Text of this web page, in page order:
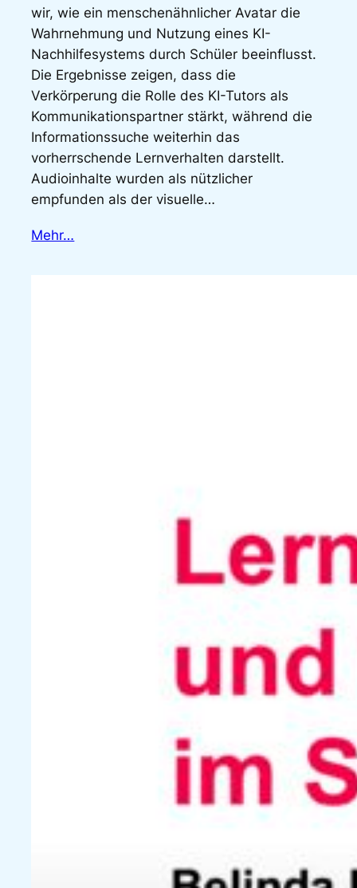
wir, wie ein menschenähnlicher Avatar die
Wahrnehmung und Nutzung eines KI-
Nachhilfesystems durch Schüler beeinflusst.
Die Ergebnisse zeigen, dass die
Verkörperung die Rolle des KI-Tutors als
Kommunikationspartner stärkt, während die
Informationssuche weiterhin das
vorherrschende Lernverhalten darstellt.
Audioinhalte wurden als nützlicher
empfunden als der visuelle…
Mehr…